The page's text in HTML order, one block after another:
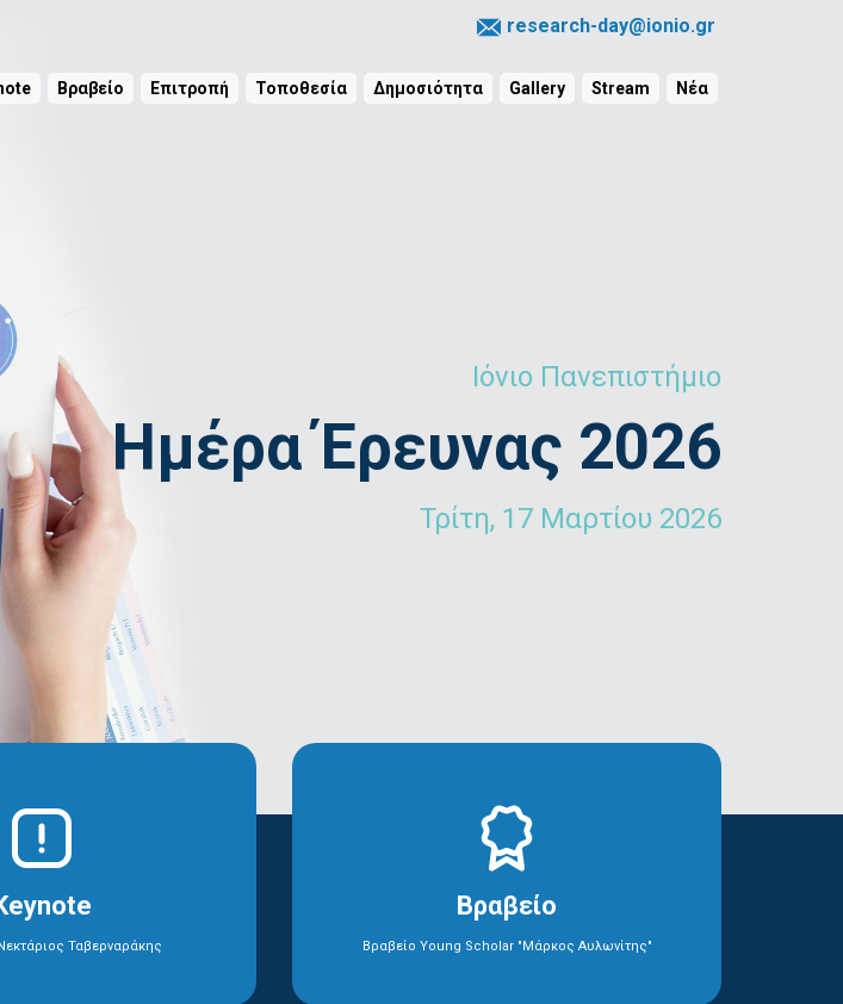
research-day@ionio.gr
Bραβείο Επιτροπή Τοποθεσία Δημοσιότητα Gallery Stream Νέα
Ιόνιο Πανεπιστήμιο
Ημέρα Έρευνας 2026
Τρίτη, 17 Μαρτίου 2026
Ταβερναράκης
Βραβείο
Βραβείο Young Scholar "Μάρκος Αυλωνίτης"